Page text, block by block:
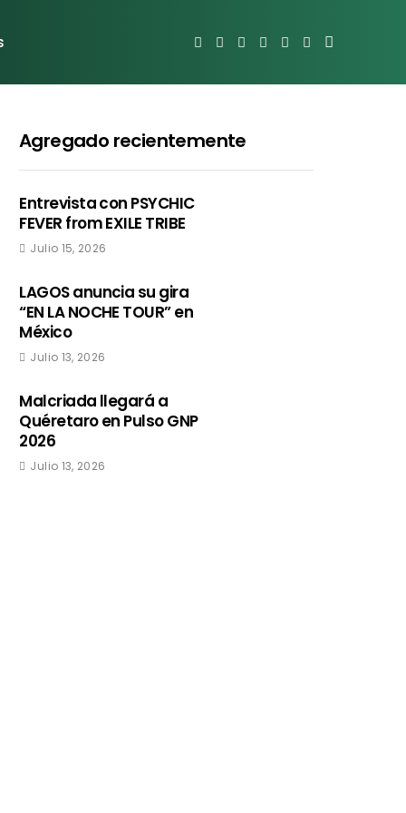
Agregado recientemente
Entrevista con PSYCHIC
FEVER from EXILE TRIBE
Julio 15, 2026
LAGOS anuncia su gira
“EN LA NOCHE TOUR” en
México
Julio 13, 2026
Malcriada llegará a
Quéretaro en Pulso GNP
2026
Julio 13, 2026